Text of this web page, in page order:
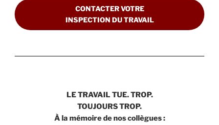
CONTACTER VOTRE
INSPECTION DU TRAVAIL
LE TRAVAIL TUE. TROP.
TOUJOURS TROP.
À la mémoire de nos collègues :